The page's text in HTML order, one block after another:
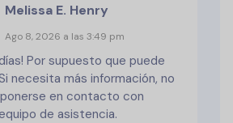
Melissa E. Henry
Ago 8, 2026 a las 3:49 pm
Por supuesto que puede
necesita más información, no
en contacto con
de asistencia.